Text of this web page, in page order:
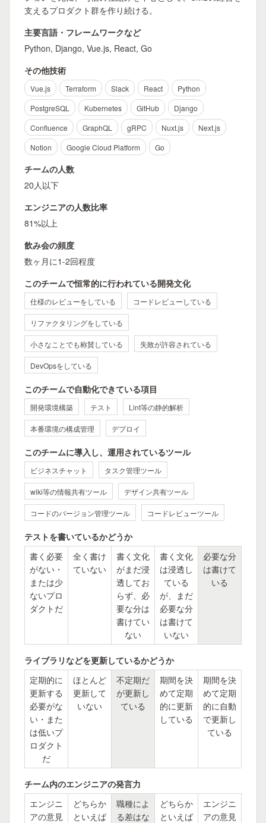
支えるプロダクト群を作り続ける。
主要言語・フレームワークなど
Python, Django, Vue.js, React, Go
その他技術
Vue.js Terraform Slack React
Python
PostgreSQL
Kubernetes GitHub
Django
Confluence
GraphQL gRPC Nuxt.js
Next.js
Notion
Google Cloud Platform Go
チームの人数
20人以下
エンジニアの人数比率
81%以上
飲み会の頻度
数ヶ月に1-2回程度
このチームで恒常的に行われている開発文化
仕様のレビューをしている コードレビューしている
リファクタリングをしている
小さなことでも称賛している 失敗が許容されている
DevOpsをしている
このチームで自動化できている項目
開発環境構築 テスト Lint等の静的解析
本番環境の構成管理 デプロイ
このチームに導入し、運用されているツール
ビジネスチャット タスク管理ツール
wiki等の情報共有ツール デザイン共有ツール
コードのバージョン管理ツール コードレビューツール
テストを書いているかどうか
書く必要
がない・
または少
ないプロ
ダクトだ
全く書け
ていない
書く文化
がまだ浸
透してお
らず、必
要な分は
書けてい
ない
書く文化
は浸透し
ている
が、まだ
必要な分
は書けて
いない
必要な分
は書けて
いる
ライブラリなどを更新しているかどうか
定期的に
更新する
必要がな
い・また
は低いプ
ロダクト
だ
ほとんど
更新して
いない
不定期だ
が更新し
ている
期間を決
めて定期
的に更新
している
期間を決
めて定期
的に自動
で更新し
ている
チーム内のエンジニアの発言力
エンジニ
アの意見
どちらか
といえば
職種によ
る差はな
どちらか
といえば
エンジニ
アの意見